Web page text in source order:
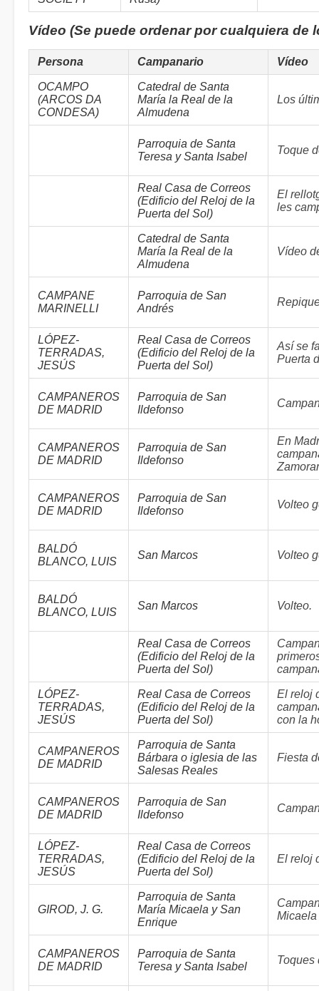
Vídeo (Se puede ordenar por cualquiera de
Persona Campanario Vídeo
OCAMPO
(ARCOS DA
CONDESA)
Catedral de Santa
María la Real de la
Almudena
Los
Parroquia de Santa
Teresa y Santa Isabel
Toque
Real Casa de Correos
(Edificio del Reloj de la
Puerta del Sol)
El
les
Catedral de Santa
María la Real de la
Almudena
Vídeo
CAMPANE
MARINELLI
Parroquia de San
Andrés
LÓPEZ-
TERRADAS,
JESÚS
Real Casa de Correos
(Edificio del Reloj de la
Puerta del Sol)
Así se
Puerta
CAMPANEROS
DE MADRID
Parroquia de San
Ildefonso
CAMPANEROS
DE MADRID
Parroquia de San
Ildefonso
En
CAMPANEROS
DE MADRID
Parroquia de San
Ildefonso
Volteo
BALDÓ
BLANCO, LUIS
San Marcos Volteo
BALDÓ
BLANCO, LUIS
San Marcos Volteo.
Real Casa de Correos
(Edificio del Reloj de la
Puerta del Sol)
LÓPEZ-
TERRADAS,
JESÚS
Real Casa de Correos
(Edificio del Reloj de la
Puerta del Sol)
El reloj
con la
CAMPANEROS
DE MADRID
Parroquia de Santa
Bárbara o iglesia de las
Salesas Reales
Fiesta
CAMPANEROS
DE MADRID
Parroquia de San
Ildefonso
LÓPEZ-
TERRADAS,
JESÚS
Real Casa de Correos
(Edificio del Reloj de la
Puerta del Sol)
El reloj
GIROD, J. G.
Parroquia de Santa
María Micaela y San
Enrique
Micaela
CAMPANEROS
DE MADRID
Parroquia de Santa
Teresa y Santa Isabel
Toques